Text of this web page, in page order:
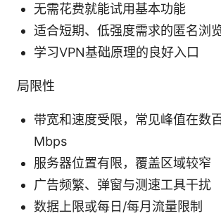
无需花费就能试用基本功能
适合短期、低强度需求的匿名浏
学习VPN基础原理的良好入口
局限性
带宽和速度受限，常见峰值在数
Mbps
服务器位置有限，覆盖区域较窄
广告频繁、弹窗与测速工具干扰
数据上限或每日/每月流量限制